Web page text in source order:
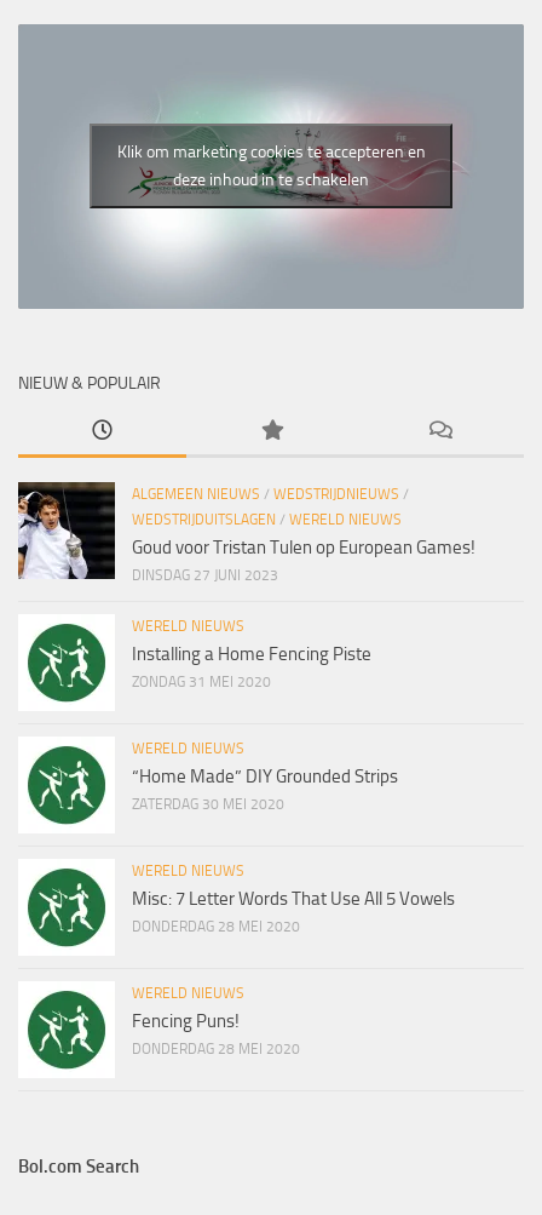
Klik om marketing cookies te accepteren en
deze inhoud in te schakelen
NIEUW & POPULAIR
ALGEMEEN NIEUWS / WEDSTRIJDNIEUWS /
WEDSTRIJDUITSLAGEN / WERELD NIEUWS
Goud voor Tristan Tulen op European Games!
DINSDAG 27 JUNI 2023
WERELD NIEUWS
Installing a Home Fencing Piste
ZONDAG 31 MEI 2020
WERELD NIEUWS
“Home Made” DIY Grounded Strips
ZATERDAG 30 MEI 2020
WERELD NIEUWS
Misc: 7 Letter Words That Use All 5 Vowels
DONDERDAG 28 MEI 2020
WERELD NIEUWS
Fencing Puns!
DONDERDAG 28 MEI 2020
Bol.com Search